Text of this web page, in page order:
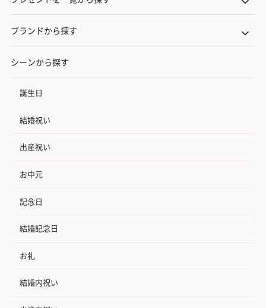
ブランドから探す
シーンから探す
誕生日
結婚祝い
出産祝い
お中元
記念日
結婚記念日
お礼
結婚内祝い